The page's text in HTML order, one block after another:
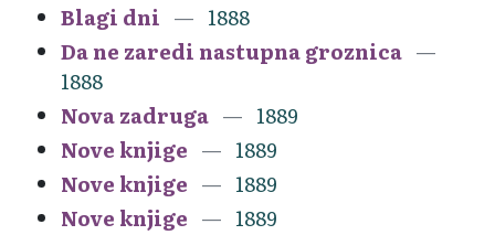
Blagi dni
1888
Da ne zaredi nastupna groznica
1888
Nova zadruga
1889
Nove knjige
1889
Nove knjige
1889
Nove knjige
1889